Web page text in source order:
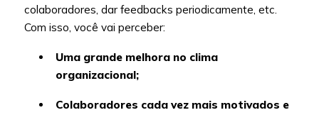
colaboradores, dar feedbacks periodicamente, etc.
Com isso, você vai perceber:
Uma grande melhora no clima
organizacional;
Colaboradores cada vez mais motivados e